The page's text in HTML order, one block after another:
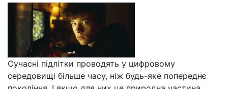
Сучасні підлітки проводять у цифровому
середовищі більше часу, ніж будь-яке попереднє